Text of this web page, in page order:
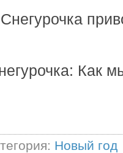
Снегурочка
Как
Новый год